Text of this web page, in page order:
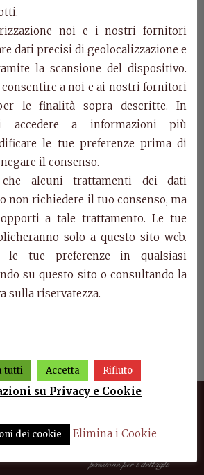
e Toilette, Mobiletti di
Prodotti
stessa categoria
noi e i nostri fornitori
dati precisi di geolocalizzazione e
la scansione del dispositivo.
a noi e ai nostri fornitori
le finalità sopra descritte. In
accedere a informazioni più
le tue preferenze prima di
il consenso.
alcuni trattamenti dei dati
non richiedere il tuo consenso, ma
a tale trattamento. Le tue
solo a questo sito web.
le tue preferenze in qualsiasi
su questo sito o consultando la
sulla riservatezza.
tutti Accetta Rifiuto
su Privacy e Cookie
dei cookie Elimina i Cookie